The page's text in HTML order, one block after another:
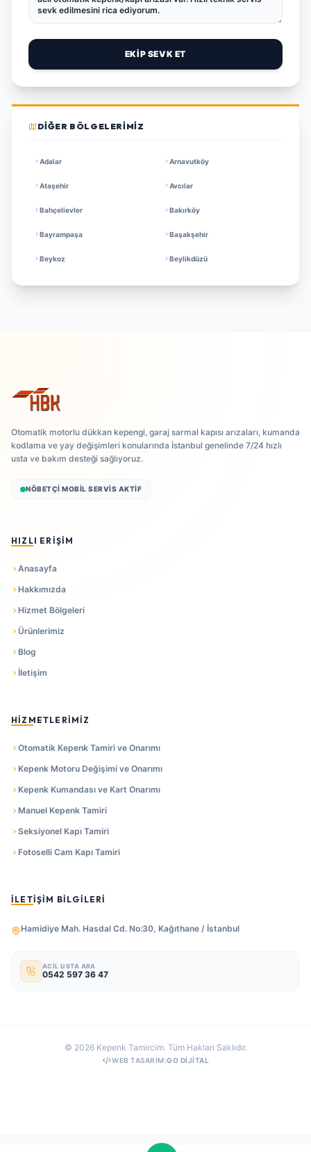
EKİP SEVK ET
DIĞER BÖLGELERIMIZ
Adalar Arnavutköy
Ataşehir Avcılar
Bahçelievler Bakırköy
Bayrampaşa Başakşehir
Beykoz Beylikdüzü
Otomatik motorlu dükkan kepengi, garaj sarmal kapısı arızaları, kumanda
kodlama ve yay değişimleri konularında İstanbul genelinde 7/24 hızlı
usta ve bakım desteği sağlıyoruz.
NÖBETÇI MOBIL SERVIS AKTIF
HIZLI ERIŞIM
Anasayfa
Hakkımızda
Hizmet Bölgeleri
Ürünlerimiz
Blog
İletişim
HIZMETLERIMIZ
Otomatik Kepenk Tamiri ve Onarımı
Kepenk Motoru Değişimi ve Onarımı
Kepenk Kumandası ve Kart Onarımı
Manuel Kepenk Tamiri
Seksiyonel Kapı Tamiri
Fotoselli Cam Kapı Tamiri
İLETIŞIM BILGILERI
Hamidiye Mah. Hasdal Cd. No:30, Kağıthane / İstanbul
ACIL USTA ARA
0542 597 36 47
© 2026 Kepenk Tamircim. Tüm Hakları Saklıdır.
WEB TASARIM:GO DIJITAL